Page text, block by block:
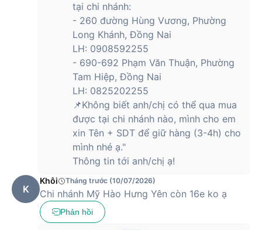
tại chi nhánh:
- 260 đường Hùng Vương, Phường
Long Khánh, Đồng Nai
LH: 0908592255
- 690-692 Phạm Văn Thuận, Phường
Tam Hiệp, Đồng Nai
LH: 0825202255
📌Không biết anh/chị có thể qua mua
được tại chi nhánh nào, mình cho em
xin Tên + SDT để giữ hàng (3-4h) cho
mình nhé ạ."
Thông tin tới anh/chị ạ!
K
Khôi Tháng trước (10/07/2026)
Chi nhánh Mỹ Hào Hưng Yên còn 16e ko ạ
Phản hồi